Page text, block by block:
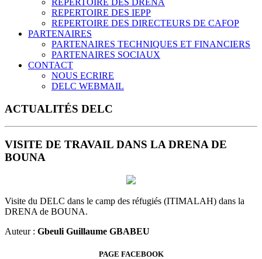
REPERTOIRE DES IEPP
REPERTOIRE DES DIRECTEURS DE CAFOP
PARTENAIRES
PARTENAIRES TECHNIQUES ET FINANCIERS
PARTENAIRES SOCIAUX
CONTACT
NOUS ECRIRE
DELC WEBMAIL
ACTUALITÉS DELC
VISITE DE TRAVAIL DANS LA DRENA DE
BOUNA
Visite du DELC dans le camp des réfugiés (ITIMALAH) dans la
DRENA de BOUNA.
Auteur : Gbeuli Guillaume GBABEU
PAGE FACEBOOK